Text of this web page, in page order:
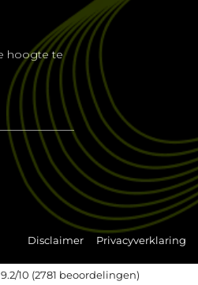
hoogte te
Disclaimer Privacyverklaring
10 (2781 beoordelingen)